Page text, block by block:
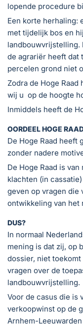
lopende procedure
Een korte herhaling:
met tijdelijk bos en
landbouwvrijstelling.
de agrariër heeft dat
percelen grond niet
Zodra de Hoge
wij u op de hoogte
Inmiddels heeft de
OORDEEL HOGE
De Hoge Raad heeft
zonder nadere
De Hoge Raad is
klachten (in
geven op vragen die
ontwikkeling van het
DUS?
In normaal
mening is dat zij, op
dossier, niet
vragen over de
landbouwvrijstelling.
Voor de casus die is
verkoopwinst op de
Arnhem-